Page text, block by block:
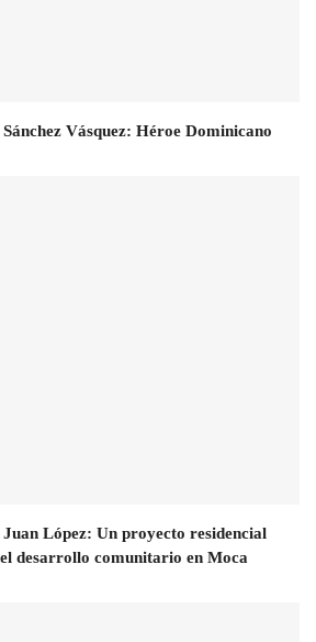
Vásquez: Héroe Dominicano
Juan López: Un proyecto residencial
desarrollo comunitario en Moca